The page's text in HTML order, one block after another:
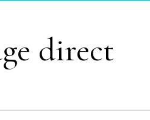
direct